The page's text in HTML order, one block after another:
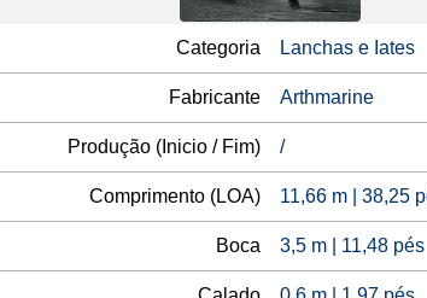
Categoria Lanchas e Iates
Fabricante Arthmarine
Produção (Inicio / Fim) /
Comprimento (LOA) 11,66 m | 38,25
Boca 3,5 m | 11,48 pés